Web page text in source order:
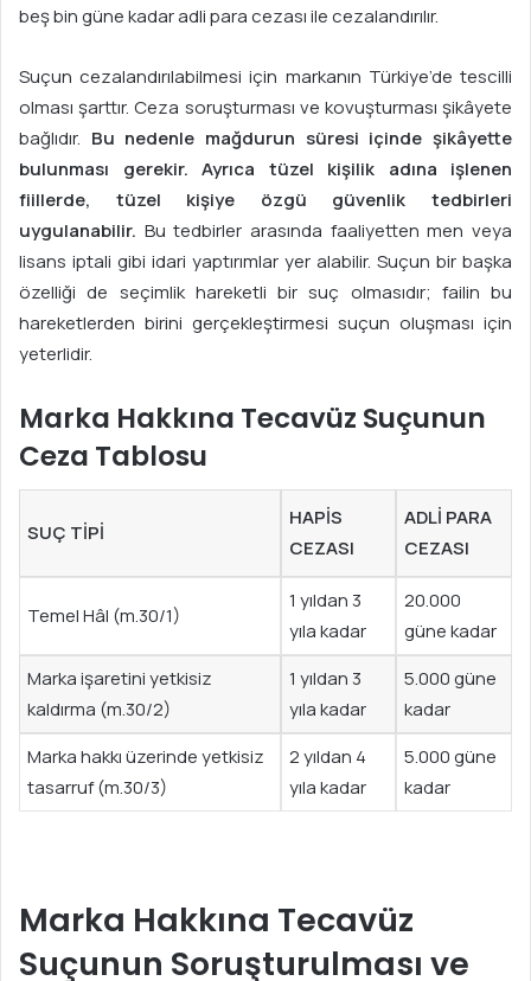
beş bin güne kadar adli para cezası ile cezalandırılır.
Suçun cezalandırılabilmesi için markanın Türkiye’de tescilli
olması şarttır. Ceza soruşturması ve kovuşturması şikâyete
bağlıdır. Bu nedenle mağdurun süresi içinde şikâyette
bulunması gerekir. Ayrıca tüzel kişilik adına işlenen
fiillerde, tüzel kişiye özgü güvenlik tedbirleri
uygulanabilir. Bu tedbirler arasında faaliyetten men veya
lisans iptali gibi idari yaptırımlar yer alabilir. Suçun bir başka
özelliği de seçimlik hareketli bir suç olmasıdır; failin bu
hareketlerden birini gerçekleştirmesi suçun oluşması için
yeterlidir.
Marka Hakkına Tecavüz Suçunun
Ceza Tablosu
SUÇ TIPI
HAPIS
CEZASI
ADLI PARA
CEZASI
Temel Hâl (m.30/1)
1 yıldan 3
yıla kadar
20.000
güne kadar
Marka işaretini yetkisiz
kaldırma (m.30/2)
1 yıldan 3
yıla kadar
5.000 güne
kadar
Marka hakkı üzerinde yetkisiz
tasarruf (m.30/3)
2 yıldan 4
yıla kadar
5.000 güne
kadar
Marka Hakkına Tecavüz
Suçunun Soruşturulması ve